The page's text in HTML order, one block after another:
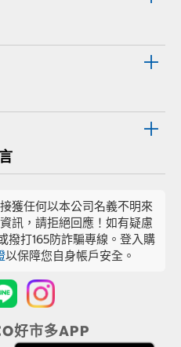
獲任何以本公司名義不明來
訊，請拒絕回應！如有疑慮
撥打165防詐騙專線。登入購
以保障您自身帳戶安全。
好市多APP